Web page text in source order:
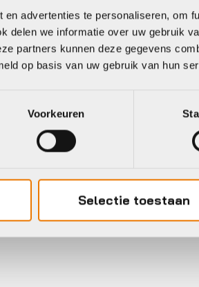
advertenties te personaliseren, om
delen we informatie over uw gebruik
partners kunnen deze gegevens
op basis van uw gebruik van hun
Voorkeuren
Selectie toestaan
verzending vanaf €50